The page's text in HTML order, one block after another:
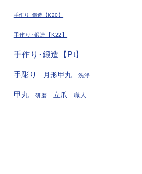
手作り･鍛造【K20】
手作り･鍛造【K22】
手作り･鍛造【Pt】
手彫り 月形甲丸 洗浄
甲丸 研磨 立爪 職人